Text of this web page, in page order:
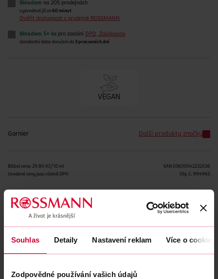
Souhlas Detaily Nastavení reklam Více o cookies
Zodpovědné používání vašich údajů
Skladem na 205 prodejnách
vyzvednutí již za 60 minut
Ověřit dostupnost v prodejně ROSSMANN
Skladem 5+ ks pro zaslání DPD, Zásilkovna
standardní doba doručení do 3 pracovních dní
VEGAN
Garnier Další produkty značky
Běžná cena: 29.80 Kč/10 ml
Uvedené ceny jsou včetně DPH
EAN 03600542232036
Obj. č.: 994965
Podobné produkty